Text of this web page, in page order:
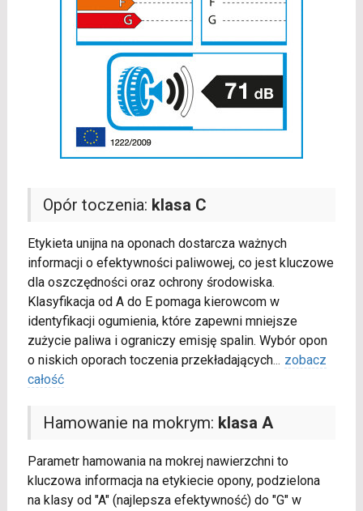
Opór toczenia: klasa C
Etykieta unijna na oponach dostarcza ważnych
informacji o efektywności paliwowej, co jest kluczowe
dla oszczędności oraz ochrony środowiska.
Klasyfikacja od A do E pomaga kierowcom w
identyfikacji ogumienia, które zapewni mniejsze
zużycie paliwa i ograniczy emisję spalin. Wybór opon
o niskich oporach toczenia przekładających... zobacz
całość
Hamowanie na mokrym: klasa A
Parametr hamowania na mokrej nawierzchni to
kluczowa informacja na etykiecie opony, podzielona
na klasy od "A" (najlepsza efektywność) do "G" w